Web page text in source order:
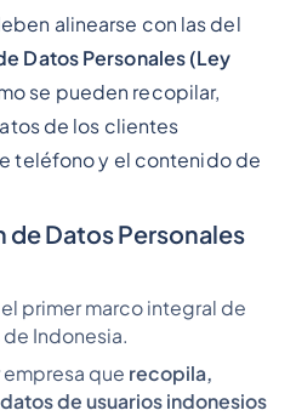
alinearse con las del
Datos Personales (Ley
se pueden recopilar,
de los clientes
teléfono y el contenido de
de Datos Personales
primer marco integral de
Indonesia.
que recopila,
de usuarios indonesios